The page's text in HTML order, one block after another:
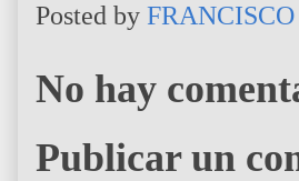
Posted by
No hay
Publicar un